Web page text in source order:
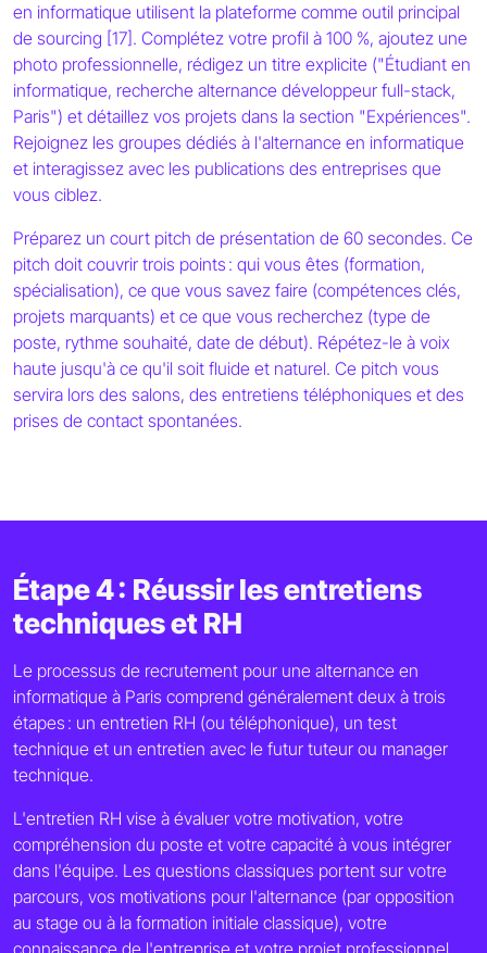
en informatique utilisent la plateforme comme outil principal
de sourcing [17]. Complétez votre profil à 100 %, ajoutez une
photo professionnelle, rédigez un titre explicite ("Étudiant en
informatique, recherche alternance développeur full-stack,
Paris") et détaillez vos projets dans la section "Expériences".
Rejoignez les groupes dédiés à l'alternance en informatique
et interagissez avec les publications des entreprises que
vous ciblez.
Préparez un court pitch de présentation de 60 secondes. Ce
pitch doit couvrir trois points : qui vous êtes (formation,
spécialisation), ce que vous savez faire (compétences clés,
projets marquants) et ce que vous recherchez (type de
poste, rythme souhaité, date de début). Répétez-le à voix
haute jusqu'à ce qu'il soit fluide et naturel. Ce pitch vous
servira lors des salons, des entretiens téléphoniques et des
prises de contact spontanées.
Étape 4 : Réussir les entretiens
techniques et RH
Le processus de recrutement pour une alternance en
informatique à Paris comprend généralement deux à trois
étapes : un entretien RH (ou téléphonique), un test
technique et un entretien avec le futur tuteur ou manager
technique.
L'entretien RH vise à évaluer votre motivation, votre
compréhension du poste et votre capacité à vous intégrer
dans l'équipe. Les questions classiques portent sur votre
parcours, vos motivations pour l'alternance (par opposition
au stage ou à la formation initiale classique), votre